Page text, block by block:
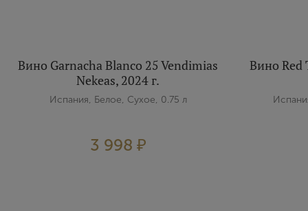
Вино Garnacha Blanco 25 Vendimias
Nekeas, 2024 г.
Испания, Белое, Сухое, 0.75 л
3 998 ₽
Вино Red